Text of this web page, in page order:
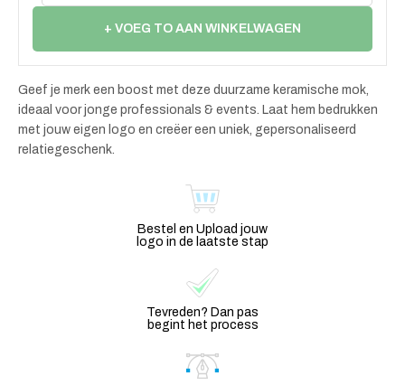
+ VOEG TO AAN WINKELWAGEN
Geef je merk een boost met deze duurzame keramische mok,
ideaal voor jonge professionals & events. Laat hem bedrukken
met jouw eigen logo en creëer een uniek, gepersonaliseerd
relatiegeschenk.
Bestel en Upload jouw
logo in de laatste stap
Tevreden? Dan pas
begint het process